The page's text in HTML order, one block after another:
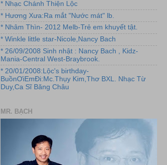
* Nhạc Chánh Thiện Lộc
* Hương Xưa:Ra mắt "Nước mát" lb.
* Nhâm Thìn- 2012 Melb-Trẻ em khuyết tật.
* Winkle little star-Nicole,Nancy Bach
* 26/09/2008 Sinh nhật : Nancy Bach , Kidz-
Mania-Central West-Braybrook.
* 20/01/2008:Lộc's birthday-
BuồnƠiEmĐi:Mc.Thụy Kim,Thơ BXL. Nhạc Từ
Duy,Ca Sĩ Băng Châu
MR. BẠCH